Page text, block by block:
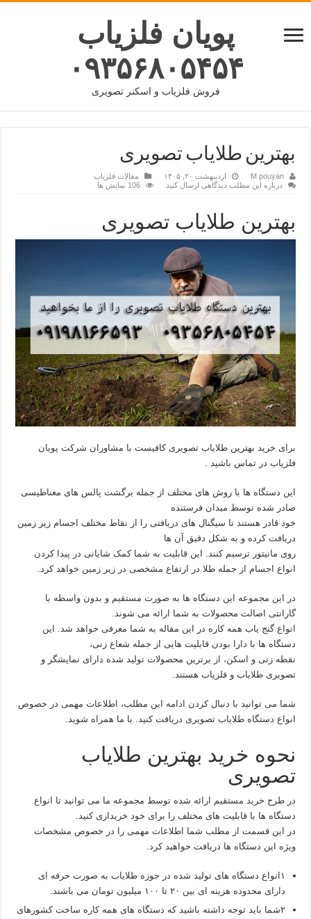
پویان فلزیاب
۰۹۳۵۶۸۰۵۴۵۴
فروش فلزیاب و اسکنر تصویری
بهترین طلایاب تصویری
M pouyan اردیبهشت ۲۰, ۱۴۰۵
مقالات فلزیاب
درباره این مطلب دیدگاهی ارسال کنید
106 نمایش ها
بهترین طلایاب تصویری
برای خرید بهترین طلایاب تصویری کافیست با مشاوران شرکت پویان
فلزیاب در تماس باشید .
این دستگاه ها با روش های مختلف از جمله برگشت پالس های مغناطیسی
صادر شده توسط میدان فرستنده
خود قادر هستند تا سیگنال های دریافتی را از نقاط مختلف اجسام زیر زمین
دریافت کرده و به شکل دقیق آن ها
روی مانیتور ترسیم کنند. این قابلیت به شما کمک شایانی در پیدا کردن
انواع اجسام از جمله طلا در ارتفاع مشخصی در زیر زمین خواهد کرد.
در این مجموعه این دستگاه ها به صورت مستقیم و بدون واسطه با
گارانتی اصالت محصولات به شما ارائه می شوند.
انواع گنج یاب همه کاره در این مقاله به شما معرفی خواهد شد. این
دستگاه ها با دارا بودن قابلیت هایی از جمله شعاع زنی،
نقطه زنی و اسکن، از برترین محصولات تولید شده دارای نمایشگر و
تصویری طلایاب و فلزیاب هستند.
شما می توانید با دنبال کردن ادامه این مطلب، اطلاعات مهمی در خصوص
انواع دستگاه طلایاب تصویری دریافت کنید. با ما همراه شوید.
نحوه خرید بهترین طلایاب
تصویری
در طرح خرید مستقیم ارائه شده توسط مجموعه ما می توانید تا انواع
دستگاه ها با قابلیت های مختلف را برای خود خریداری کنید.
در این قسمت از مطلب شما اطلاعات مهمی را در خصوص مشخصات
ویژه این دستگاه ها دریافت خواهید کرد.
۱انواع دستگاه های تولید شده در حوزه طلایاب به صورت حرفه ای
دارای محدوده هزینه ای بین ۲۰ تا ۱۰۰ میلیون تومان می باشند.
۲شما باید توجه داشته باشید که دستگاه های همه کاره ساخت کشورهای